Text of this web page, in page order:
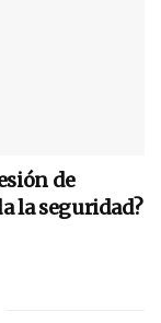
de
la seguridad?